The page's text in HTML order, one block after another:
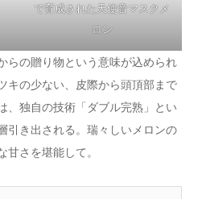
で育成された天使音マスクメ
ロン
らの贈り物という意味が込められ
キの少ない、皮際から頭頂部まで
、独自の技術「ダブル完熟」とい
引き出される。瑞々しいメロンの
甘さを堪能して。